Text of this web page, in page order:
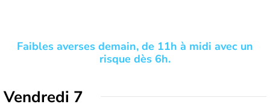
Faibles averses demain, de 11h à midi avec un
risque dès 6h.
Vendredi 7